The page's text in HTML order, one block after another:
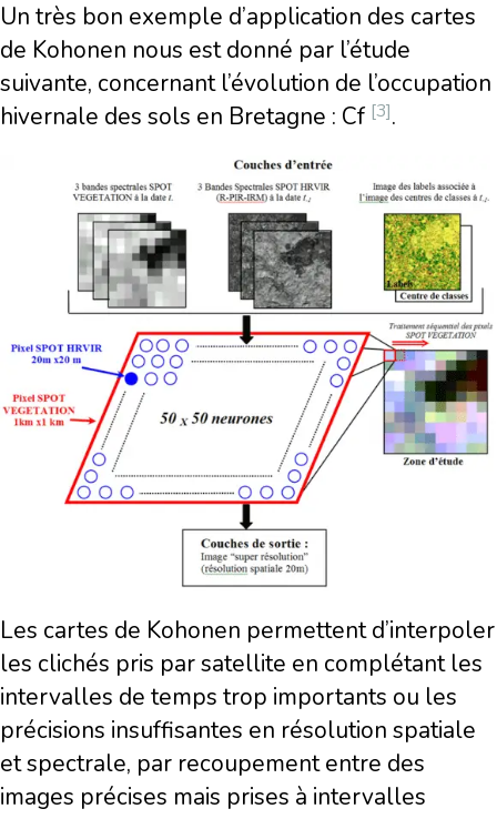
Un très bon exemple d’application des cartes
de Kohonen nous est donné par l’étude
suivante, concernant l’évolution de l’occupation
hivernale des sols en Bretagne : Cf [3].
Les cartes de Kohonen permettent d’interpoler
les clichés pris par satellite en complétant les
intervalles de temps trop importants ou les
précisions insuffisantes en résolution spatiale
et spectrale, par recoupement entre des
images précises mais prises à intervalles